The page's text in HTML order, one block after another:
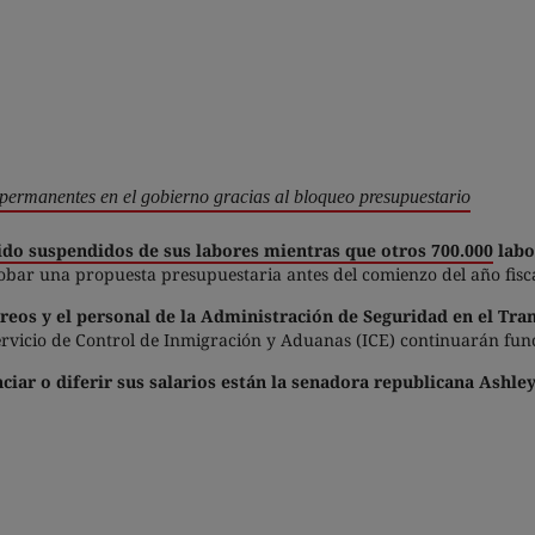
en el gobierno gracias al bloqueo presupuestario
suspendidos de sus labores mientras que otros 700.000
una propuesta presupuestaria antes del comienzo del año
y el personal de la Administración de Seguridad en el
de Control de Inmigración y Aduanas (ICE) continuarán
o diferir sus salarios están la senadora republicana